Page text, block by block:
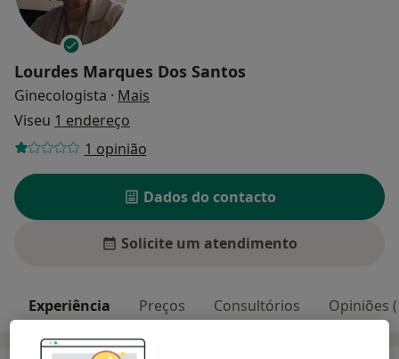
Lourdes Marques Dos Santos
Ginecologista · Mais
Viseu 1 endereço
1 opinião
Dados do contacto
Solicite um atendimento
Experiência Preços Consultórios Opiniões